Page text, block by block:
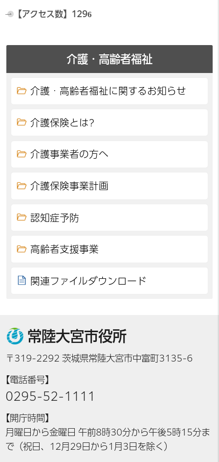
【アクセス数】 1296
介護・高齢者福祉
介護・高齢者福祉に関するお知らせ
介護保険とは?
介護事業者の方へ
介護保険事業計画
認知症予防
高齢者支援事業
関連ファイルダウンロード
常陸大宮市役所
〒319-2292 茨城県常陸大宮市中富町3135-6
【電話番号】
0295-52-1111
【開庁時間】
月曜日から金曜日 午前8時30分から午後5時15分ま
で（祝日、12月29日から1月3日を除く）